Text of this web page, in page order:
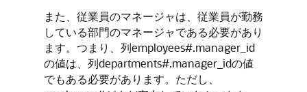
また、従業員のマネージャは、従業員が勤務
している部門のマネージャである必要があり
ます。つまり、列employees#.manager_id
の値は、列departments#.manager_idの値
でもある必要があります。ただし、